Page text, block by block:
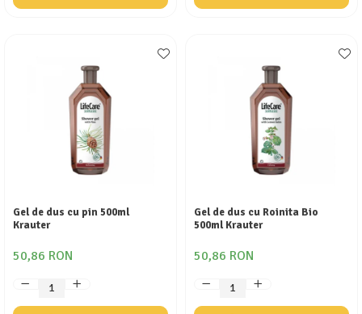
Gel de dus cu pin 500ml
Krauter
50,86 RON
Gel de dus cu Roinita Bio
500ml Krauter
50,86 RON